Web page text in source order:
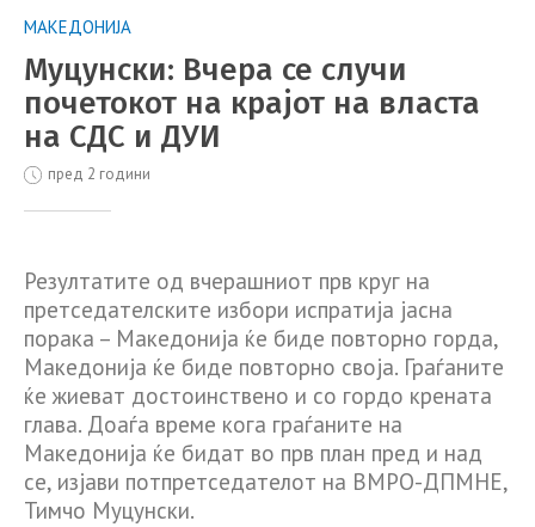
МАКЕДОНИЈА
Муцунски: Вчера се случи
почетокот на крајот на власта
на СДС и ДУИ
пред 2 години
Резултатите од вчерашниот прв круг на
претседателските избори испратија јасна
порака – Македонија ќе биде повторно горда,
Македонија ќе биде повторно своја. Граѓаните
ќе жиеват достоинствено и со гордо крената
глава. Доаѓа време кога граѓаните на
Македонија ќе бидат во прв план пред и над
се, изјави потпретседателот на ВМРО-ДПМНЕ,
Тимчо Муцунски.